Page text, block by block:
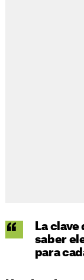
La
saber
para